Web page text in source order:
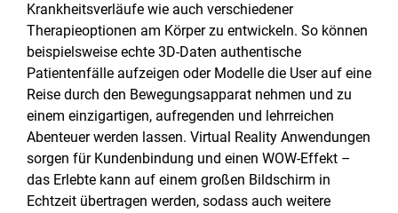
Krankheitsverläufe wie auch verschiedener
Therapieoptionen am Körper zu entwickeln. So können
beispielsweise echte 3D-Daten authentische
Patientenfälle aufzeigen oder Modelle die User auf eine
Reise durch den Bewegungsapparat nehmen und zu
einem einzigartigen, aufregenden und lehrreichen
Abenteuer werden lassen. Virtual Reality Anwendungen
sorgen für Kundenbindung und einen WOW-Effekt –
das Erlebte kann auf einem großen Bildschirm in
Echtzeit übertragen werden, sodass auch weitere